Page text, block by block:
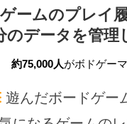
ームのプレイ
のデータを管理
約75,000人がボドゲー
遊んだボードゲー